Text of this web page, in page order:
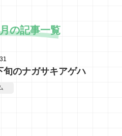
の記事一覧
旬のナガサキアゲハ